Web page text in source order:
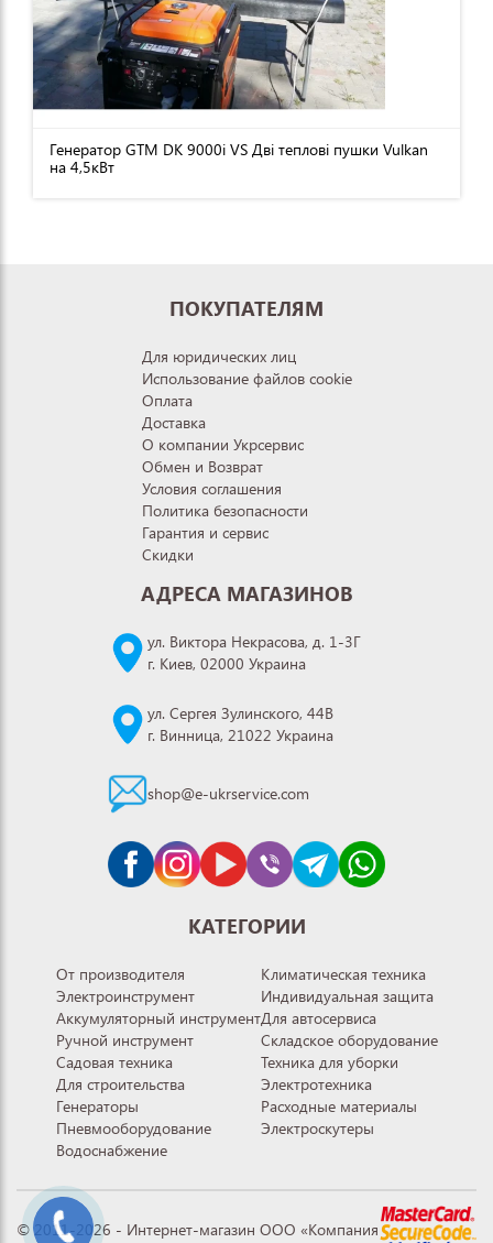
Генератор GTM DK 9000i VS Дві теплові пушки Vulkan
на 4,5кВт
ПОКУПАТЕЛЯМ
Для юридических лиц
Использование файлов cookie
Оплата
Доставка
О компании Укрсервис
Обмен и Возврат
Условия соглашения
Политика безопасности
Гарантия и сервис
Скидки
АДРЕСА МАГАЗИНОВ
ул. Виктора Некрасова, д. 1-3Г
г. Киев, 02000 Украина
ул. Сергея Зулинского, 44В
г. Винница, 21022 Украина
shop@e-ukrservice.com
КАТЕГОРИИ
От производителя
Электроинструмент
Аккумуляторный инструмент
Ручной инструмент
Садовая техника
Для строительства
Генераторы
Пневмооборудование
Водоснабжение
Климатическая техника
Индивидуальная защита
Для автосервиса
Складское оборудование
Техника для уборки
Электротехника
Расходные материалы
Электроскутеры
© 2011-2026 - Интернет-магазин ООО «Компания